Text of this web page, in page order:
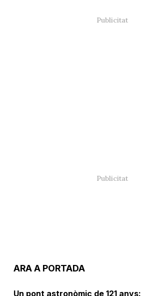
ARA A PORTADA
Un pont astronòmic de 121 anys: